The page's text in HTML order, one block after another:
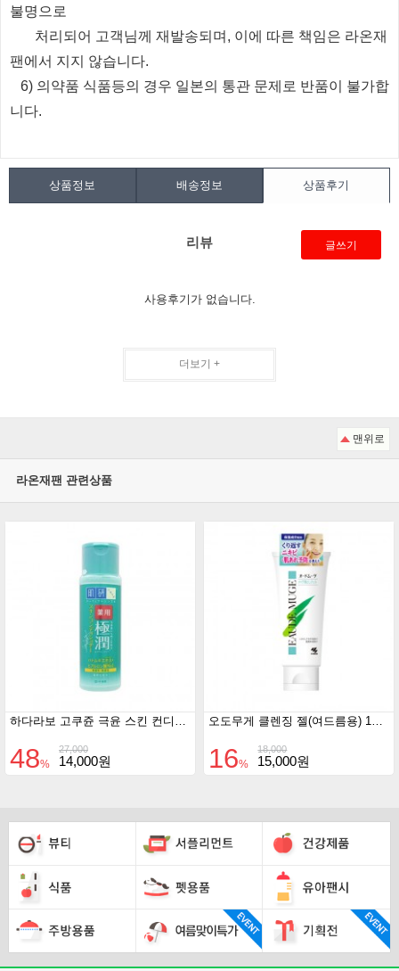
불명으로
처리되 어 고객님께 재발송되며, 이에 따른 책임은 라온재
팬에서 지지 않습니다.
6) 의약품 식품등의 경우 일본의 통관 문제로 반품이 불가합
니다.
상품정보 배송정보 상품후기
리뷰 글쓰기
사용후기가 없습니다.
더보기 +
맨위로
라온재팬 관련상품
27,000
48% 14,000원
18,000
16% 15,000원